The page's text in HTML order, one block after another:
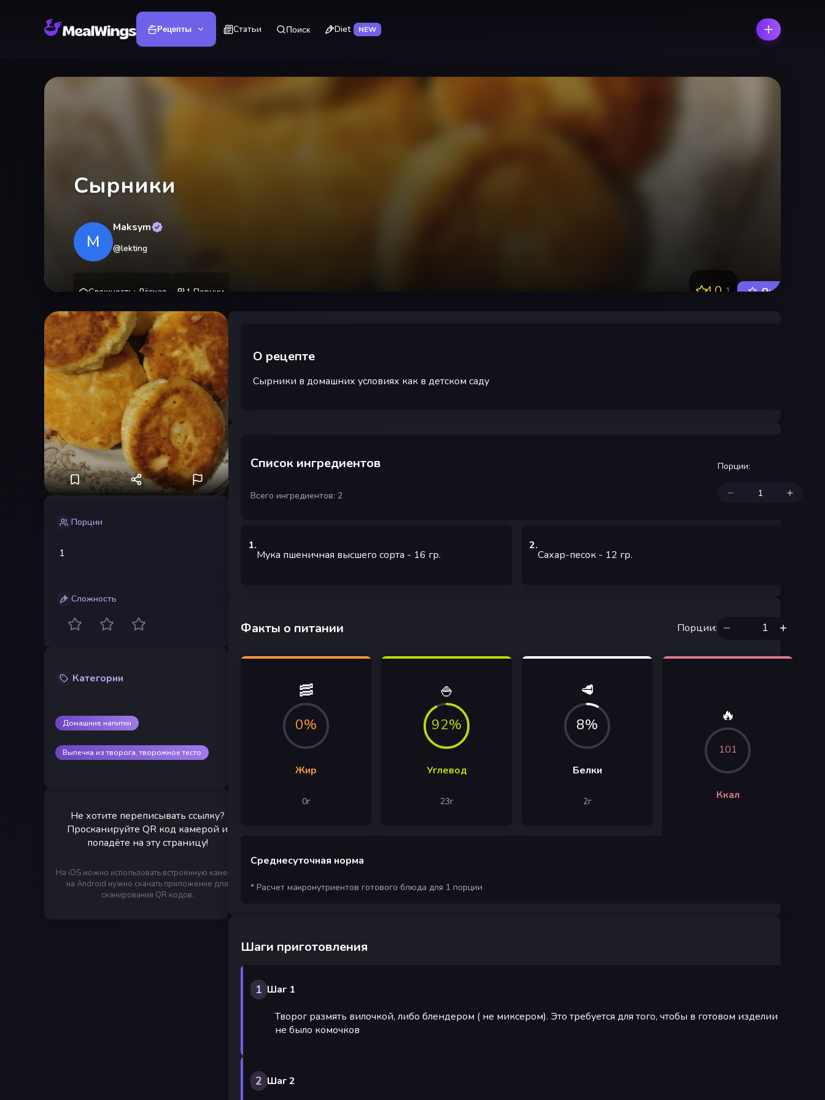
Рецепты Статьи Поиск Diet NEW
Сырники
M
Maksym
@lekting
Сложность : Лёгкая 1 Порции 4.0 1 Оценить
Порции
1
Сложность
Категории
Домашние напитки
Выпечка из творога, творожное тесто
Не хотите переписывать ссылку?
Просканируйте QR код камерой и
попадёте на эту страницу!
На iOS можно использовать встроенную камеру,
на Android нужно скачать приложение для
сканирования QR кодов.
О рецепте
Сырники в домашних условиях как в детском саду
Список ингредиентов
Всего ингредиентов: 2
Порции:
1.
Мука пшеничная высшего сорта - 16 гр.
2.
Сахар-песок - 12 гр.
Факты о питании Порции:
🥓
0%
Жир
0г
🍚
92%
Углевод
23г
🥩
8%
Белки
2г
🔥
101
Ккал
Среднесуточная норма
* Расчет макронутриентов готового блюда для 1 порции
Шаги приготовления
1 Шаг 1
Творог размять вилочкой, либо блендером ( не миксером). Это требуется для того, чтобы в готовом изделии
не было комочков
2 Шаг 2